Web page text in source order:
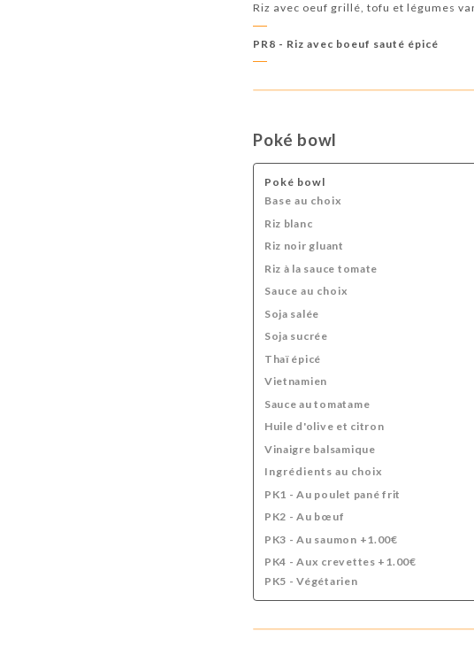
Riz avec oeuf grillé, tofu et légumes
PR8 - Riz avec boeuf sauté épicé
Poké bowl
Poké bowl
Base au choix
Riz blanc
Riz noir gluant
Riz à la sauce tomate
Sauce au choix
Soja salée
Soja sucrée
Thaï épicé
Vietnamien
Sauce au tomatame
Huile d'olive et citron
Vinaigre balsamique
Ingrédients au choix
PK1 - Au poulet pané frit
PK2 - Au bœuf
PK3 - Au saumon +1.00€
PK4 - Aux crevettes +1.00€
PK5 - Végétarien